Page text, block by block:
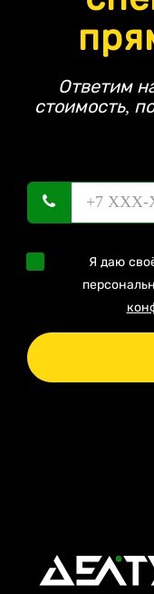
Ответим
стоимость,
Я даю